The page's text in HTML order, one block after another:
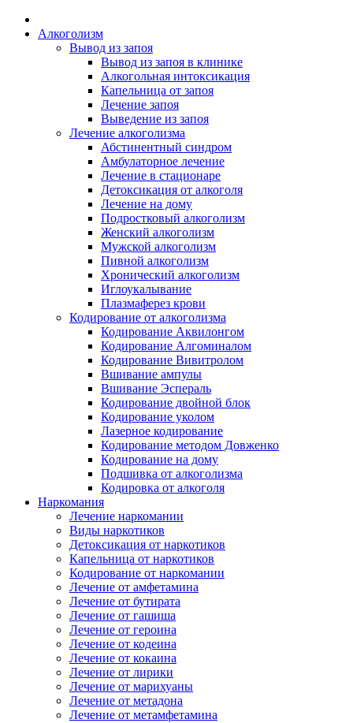
Алкоголизм
Вывод из запоя
Вывод из запоя в клинике
Алкогольная интоксикация
Капельница от запоя
Лечение запоя
Выведение из запоя
Лечение алкоголизма
Абстинентный синдром
Амбулаторное лечение
Лечение в стационаре
Детоксикация от алкоголя
Лечение на дому
Подростковый алкоголизм
Женский алкоголизм
Мужской алкоголизм
Пивной алкоголизм
Хронический алкоголизм
Иглоукалывание
Плазмаферез крови
Кодирование от алкоголизма
Кодирование Аквилонгом
Кодирование Алгоминалом
Кодирование Вивитролом
Вшивание ампулы
Вшивание Эспераль
Кодирование двойной блок
Кодирование уколом
Лазерное кодирование
Кодирование методом Довженко
Кодирование на дому
Подшивка от алкоголизма
Кодировка от алкоголя
Наркомания
Лечение наркомании
Виды наркотиков
Детоксикация от наркотиков
Капельница от наркотиков
Кодирование от наркомании
Лечение от амфетамина
Лечение от бутирата
Лечение от гашиша
Лечение от героина
Лечение от кодеина
Лечение от кокаина
Лечение от лирики
Лечение от марихуаны
Лечение от метадона
Лечение от метамфетамина